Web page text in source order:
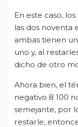
En este caso,
las dos noventa
ambas tienen
uno y, al
dicho de otro
Ahora bien, el
negativo 8 100
semejante, por
restarle,